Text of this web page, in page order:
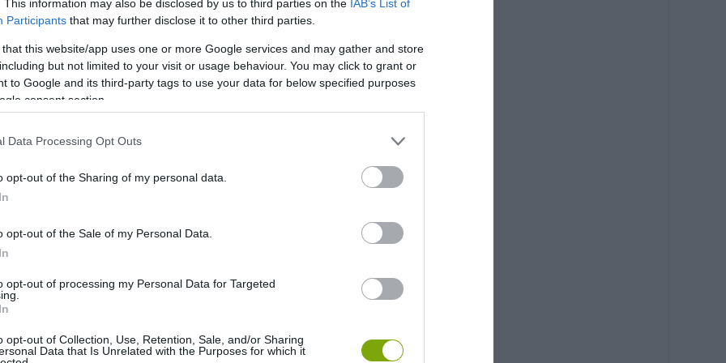
This information may also be disclosed by us to third parties on the IAB’s List of
Participants that may further disclose it to other third parties.
that this website/app uses one or more Google services and may gather and store
but not limited to your visit or usage behaviour. You may click to grant or
to Google and its third-party tags to use your data for below specified purposes
consent section.
Data Processing Opt Outs
opt-out of the Sharing of my personal data.
opt-out of the Sale of my Personal Data.
opt-out of processing my Personal Data for Targeted
opt-out of Collection, Use, Retention, Sale, and/or Sharing
Data that Is Unrelated with the Purposes for which it
természettel: alföldi hagyományok a Kárpát-medencében